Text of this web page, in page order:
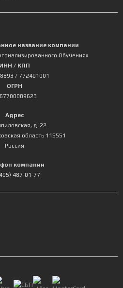
название компании
Обучения»
ИНН / КПП
/ 772401001
ОГРН
Адрес
д. 22
область 115551
Россия
компании
487-01-77